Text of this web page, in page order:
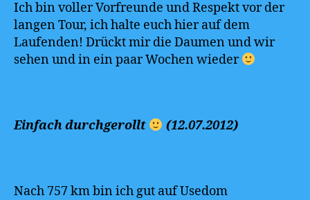
Ich bin voller Vorfreunde und Respekt vor der
langen Tour, ich halte euch hier auf dem
Laufenden! Drückt mir die Daumen und wir
sehen und in ein paar Wochen wieder
Einfach durchgerollt (12.07.2012)
Nach 757 km bin ich gut auf Usedom